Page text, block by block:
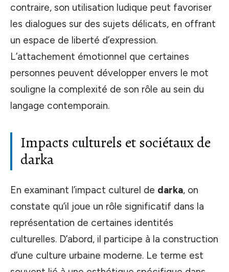
contraire, son utilisation ludique peut favoriser
les dialogues sur des sujets délicats, en offrant
un espace de liberté d’expression.
L’attachement émotionnel que certaines
personnes peuvent développer envers le mot
souligne la complexité de son rôle au sein du
langage contemporain.
Impacts culturels et sociétaux de
darka
En examinant l’impact culturel de darka, on
constate qu’il joue un rôle significatif dans la
représentation de certaines identités
culturelles. D’abord, il participe à la construction
d’une culture urbaine moderne. Le terme est